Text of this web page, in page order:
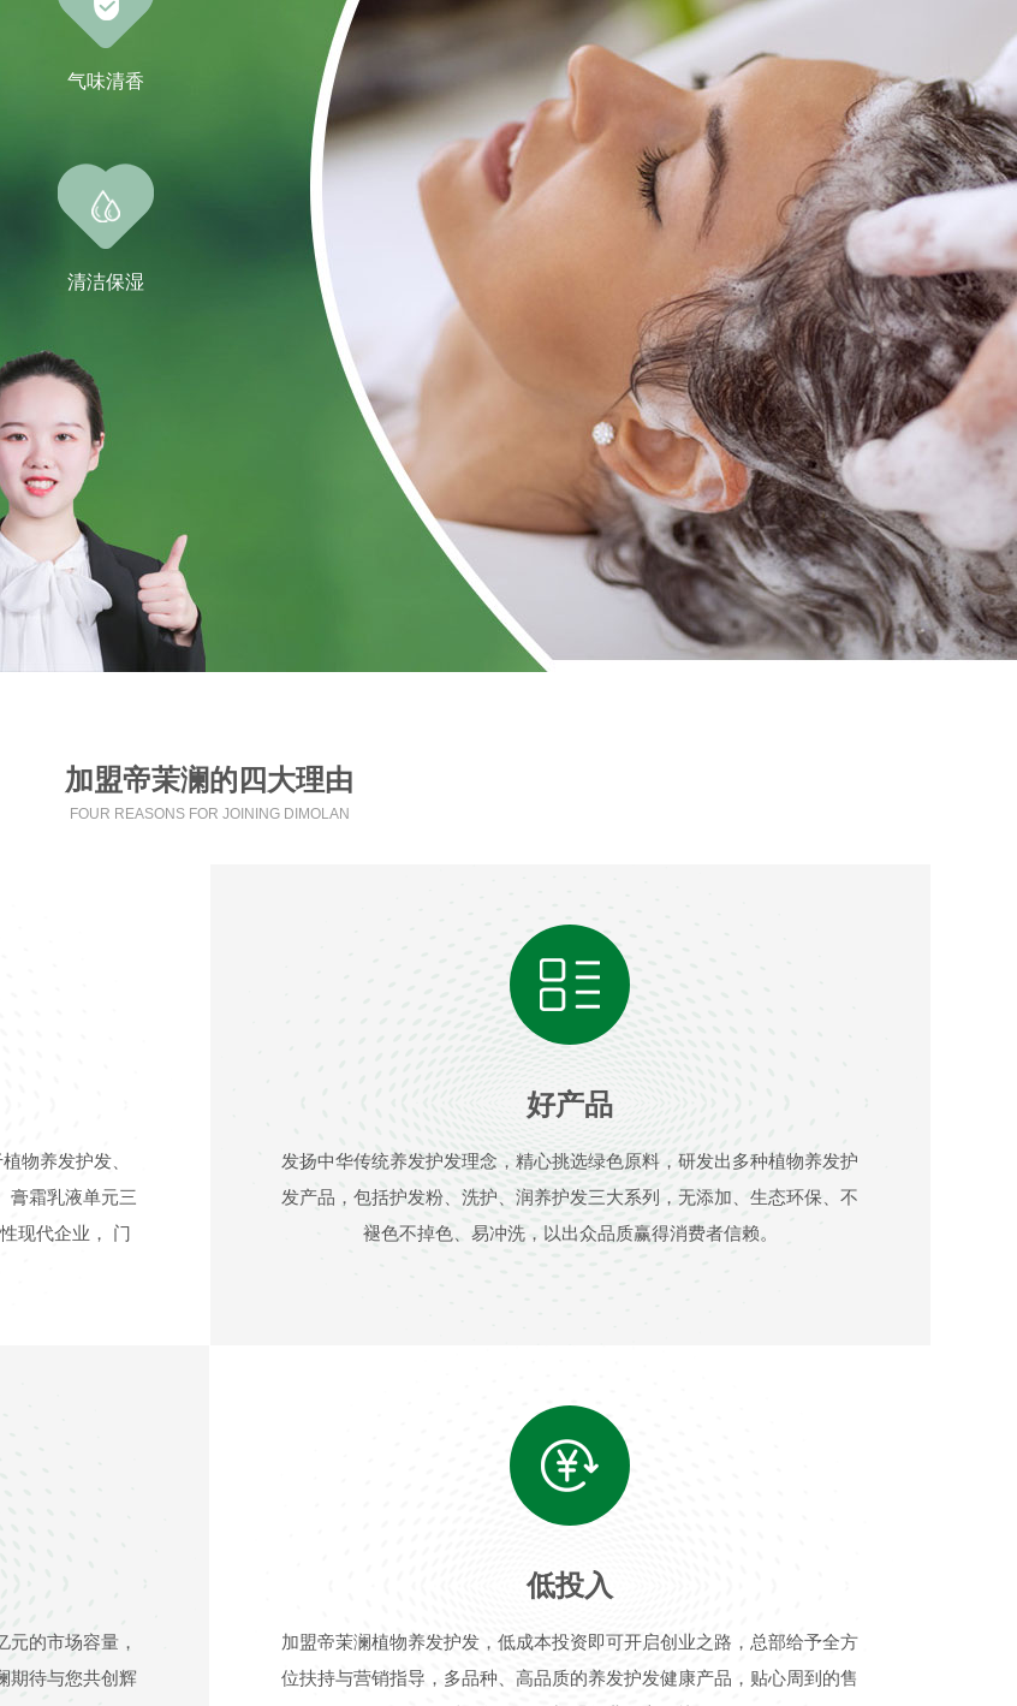
气味清香
清洁保湿
加盟帝茉澜的四大理由
FOUR REASONS FOR JOINING DIMOLAN
物养发护发、
膏霜乳液单元三
现代企业， 门
好产品
发扬中华传统养发护发理念，精心挑选绿色原料，研发出多种植物养发护
发产品，包括护发粉、洗护、润养护发三大系列，无添加、生态环保、不
褪色不掉色、易冲洗，以出众品质赢得消费者信赖。
的市场容量，
期待与您共创辉
低投入
加盟帝茉澜植物养发护发，低成本投资即可开启创业之路，总部给予全方
位扶持与营销指导，多品种、高品质的养发护发健康产品，贴心周到的售